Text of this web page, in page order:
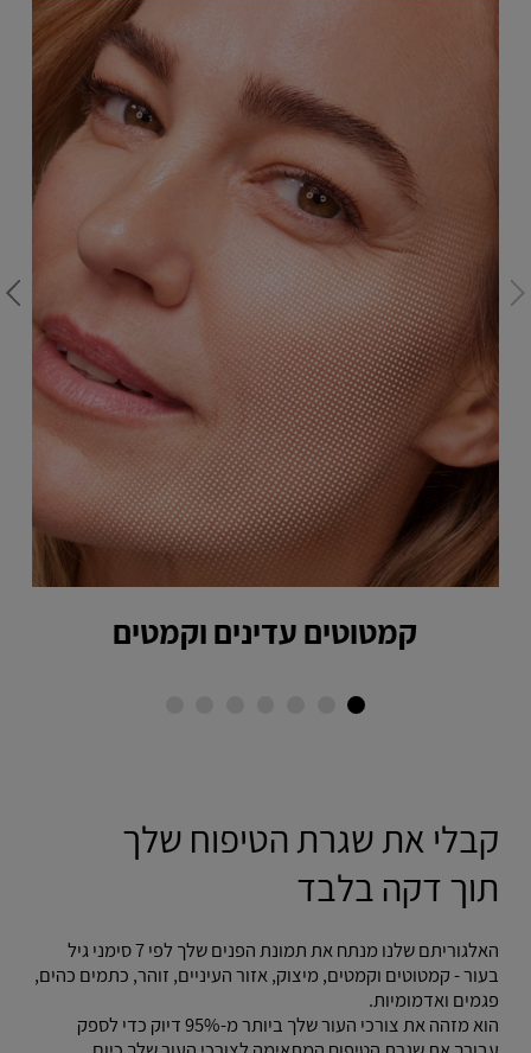
קמטוטים עדינים וקמטים
קבלי את שגרת הטיפוח שלך
תוך דקה בלבד
האלגוריתם שלנו מנתח את תמונת הפנים שלך לפי 7 סימני גיל
בעור - קמטוטים וקמטים, מיצוק, אזור העיניים, זוהר, כתמים כהים,
פגמים ואדמומיות.
הוא מזהה את צורכי העור שלך ביותר מ-95% דיוק כדי לספק